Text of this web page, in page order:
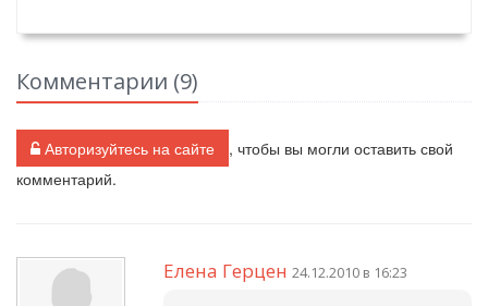
Комментарии (9)
Авторизуйтесь на сайте
, чтобы вы могли оставить свой
комментарий.
Елена Герцен 24.12.2010 в 16:23